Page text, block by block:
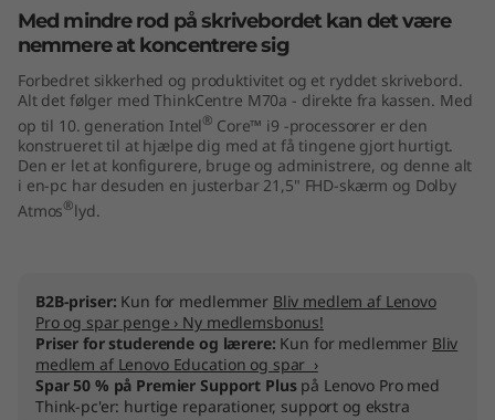
Med mindre rod på skrivebordet kan det være
nemmere at koncentrere sig
Forbedret sikkerhed og produktivitet og et ryddet skrivebord.
Alt det følger med ThinkCentre M70a - direkte fra kassen. Med
op til 10. generation Intel® Core™ i9 -processorer er den
konstrueret til at hjælpe dig med at få tingene gjort hurtigt.
Den er let at konfigurere, bruge og administrere, og denne alt
i en-pc har desuden en justerbar 21,5" FHD-skærm og Dolby
Atmos®lyd.
B2B-priser: Kun for medlemmer Bliv medlem af Lenovo
Pro og spar penge › Ny medlemsbonus!
Priser for studerende og lærere: Kun for medlemmer Bliv
medlem af Lenovo Education og spar ›
Spar 50 % på Premier Support Pluspå Lenovo Pro med
Think-pc'er: hurtige reparationer, support og ekstra